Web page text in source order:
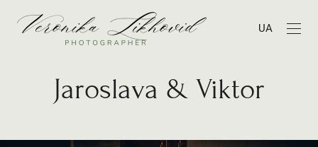
UA
Jaroslava & Viktor